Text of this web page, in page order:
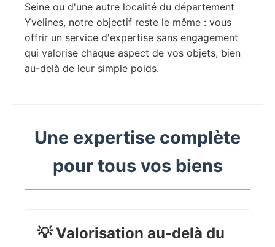
Seine ou d'une autre localité du département
Yvelines, notre objectif reste le même : vous
offrir un service d'expertise sans engagement
qui valorise chaque aspect de vos objets, bien
au-delà de leur simple poids.
Une expertise complète
pour tous vos biens
💡Valorisation au-delà du